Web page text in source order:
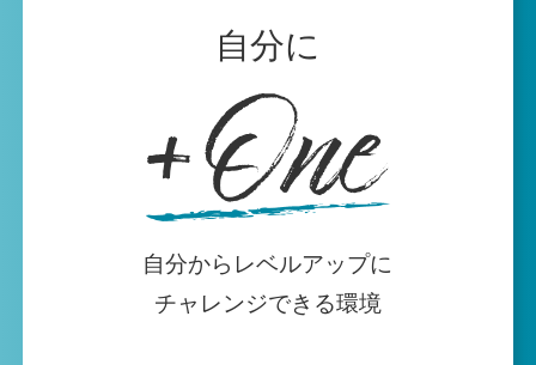
自分に
自分からレベルアップに
チャレンジできる環境